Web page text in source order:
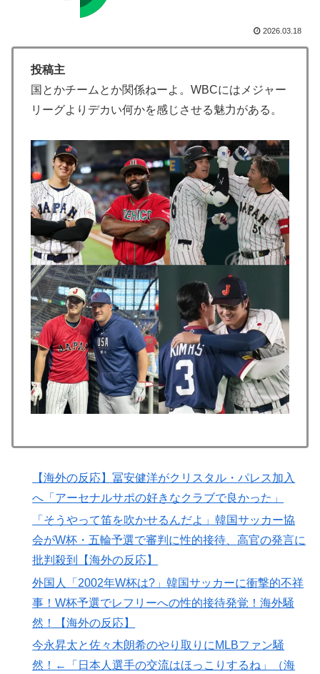
外国人「2002年W杯は?」韓国サッカーに衝撃的不祥
事！W杯予選でレフリーへの性的接待発覚！海外騒然！
貰ったんだけど、これってどうやって開けるんだ！？」
【海外の反応】
▶ 韓国人「日本でヤバい作品ばかりアニメ化してて心配に
なる…」
▶ 外国人「2002年W杯は?」韓国サッカーに衝撃的不祥
事！W杯予選でレフリーへの性的接待発覚！海外騒然！
【海外の反応】
▶ ロシア「お前らの国にある似非エッフェル塔を見せてく
れ！」
▶ ライバルのリコに身体で賞金払わせる話やりてえ
▶ 海外「うちは同じ日に二人とも不機嫌になるのは禁止。
結婚四十年これでやってる」経験するまで信じてもらえ
ない結婚の話…？
▶
【激震】韓国人「韓国サッカー協会、W杯・五輪で複数
回の性接待を行い審判を買収していたことが発覚…（ﾌﾞ
ﾙﾌﾞﾙ」＝韓国の反応
てしまったディズニー信者、帰国後『本家』に失望する
▶ 韓国人「日本には韓国みたいなドラッグストアがないの
で韓国が羨ましくて羨ましくて仕方がないんだそうで
す」
▶ 【海外の反応】ネット上での中国のプロパガンダ工作っ
てどれくらいあるんだろうな → 「どこの国も同じよう
なことをやってるよな」「中国に関する情報はマジで両
極端なものしかない」
▶ 欧州「日本だけ反則だろ…」 世界の『日本びいき』に
ヨーロッパ全土から不満の声
▶ 【海外の反応】野球を観はじめたばかりなんだが大谷翔
2026.03.18
投稿主
国とかチームとか関係ねーよ。WBCにはメジャー
リーグよりデカい何かを感じさせる魅力がある。
【海外の反応】冨安健洋がクリスタル・パレス加入
へ「アーセナルサポの好きなクラブで良かった」
「そうやって笛を吹かせるんだよ」韓国サッカー協
会がW杯・五輪予選で審判に性的接待、高官の発言に
批判殺到【海外の反応】
外国人「2002年W杯は?」韓国サッカーに衝撃的不祥
事！W杯予選でレフリーへの性的接待発覚！海外騒
然！【海外の反応】
今永昇太と佐々木朗希のやり取りにMLBファン騒
然！←「日本人選手の交流はほっこりするね」（海